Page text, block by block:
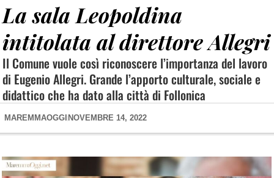
La sala Leopoldina
intitolata al direttore Allegri
Il Comune vuole così riconoscere l’importanza del lavoro
di Eugenio Allegri. Grande l’apporto culturale, sociale e
didattico che ha dato alla città di Follonica
MAREMMAOGGI NOVEMBRE 14, 2022